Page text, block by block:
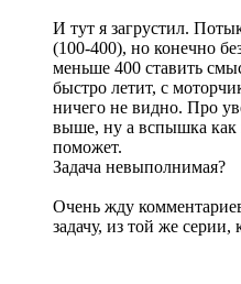
И тут я загрустил.
(100-400), но конечно
меньше 400 ставить
быстро летит, с
ничего не видно. Про
выше, ну а вспышка как
поможет.
Задача невыполнимая?
Очень жду
задачу, из той же серии,